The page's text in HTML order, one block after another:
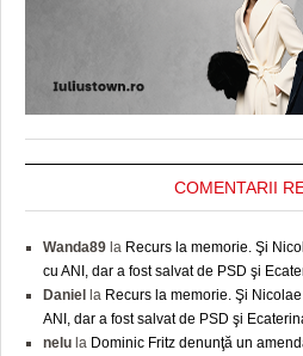
COMENTARII
Wanda89 la Recurs la memorie. Şi
cu ANI, dar a fost salvat de PSD şi
Daniel la Recurs la memorie. Şi
ANI, dar a fost salvat de PSD şi
nelu la Dominic Fritz denunţă un